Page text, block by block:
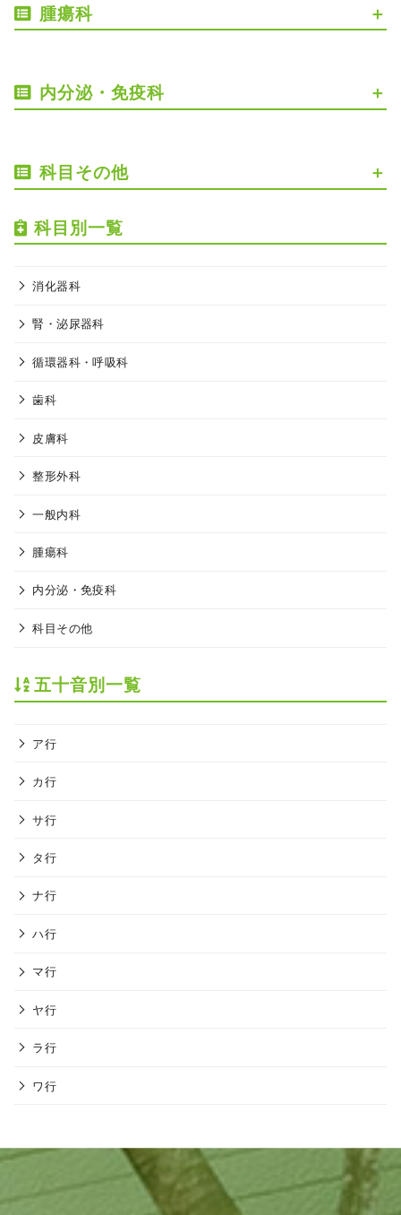
腫瘍科
内分泌・免疫科
科目その他
科目別一覧
消化器科
腎・泌尿器科
循環器科・呼吸科
歯科
皮膚科
整形外科
一般内科
腫瘍科
内分泌・免疫科
科目その他
五十音別一覧
ア行
カ行
サ行
タ行
ナ行
ハ行
マ行
ヤ行
ラ行
ワ行